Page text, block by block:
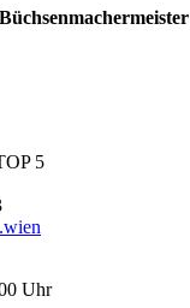
5
Uhr